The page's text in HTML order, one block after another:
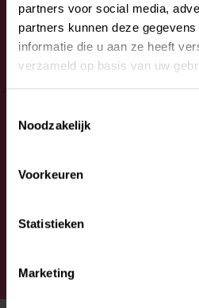
partners voor social media,
partners kunnen deze
informatie die u aan ze heeft
verzameld op basis van uw
Noodzakelijk
Voorkeuren
Statistieken
Marketing